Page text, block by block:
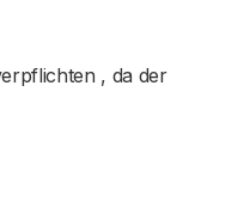
, da der